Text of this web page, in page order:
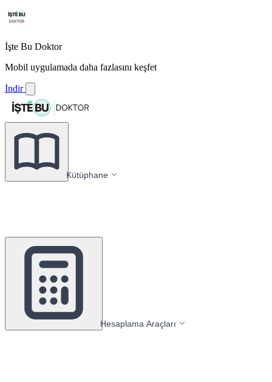
İşte Bu Doktor
Mobil uygulamada daha fazlasını keşfet
İndir
Kütüphane
Hesaplama Araçları